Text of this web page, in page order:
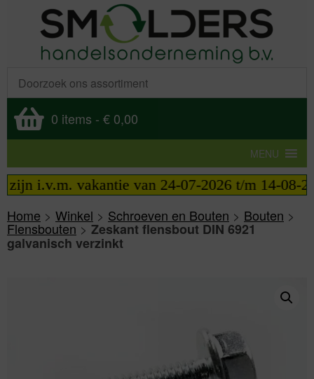
0 items - € 0,00
MENU
vakantie van 24-07-2026 t/m 14-08-2026
Home > Winkel > Schroeven en Bouten > Bouten >
Flensbouten>Zeskant flensbout DIN 6921
galvanisch verzinkt